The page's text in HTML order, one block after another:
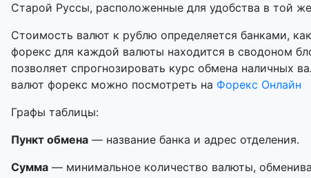
Старой Руссы, расположенные для удобства в той
Стоимость валют к рублю определяется банками,
форекс для каждой валюты находится в сводоном
позволяет спрогнозировать курс обмена наличных
валют форекс можно посмотреть на Форекс Онлайн
Графы таблицы:
Пункт обмена — название банка и адрес отделения.
Сумма — минимальное количество валюты,